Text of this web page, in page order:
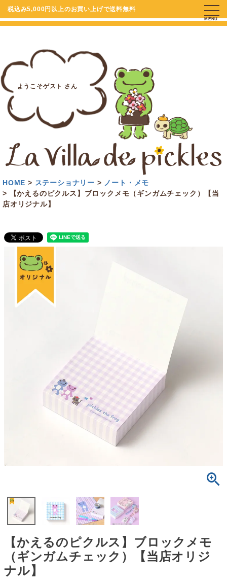
税込み5,000円以上のお買い上げで送料無料
ようこそゲスト さん
MENU
HOME ステーショナリー
ノート・メモ
【かえるのピクルス】ブロックメモ（ギンガムチェック）【当
店オリジナル】
【かえるのピクルス】ブロックメモ
（ギンガムチェック）【当店オリジ
ナル】